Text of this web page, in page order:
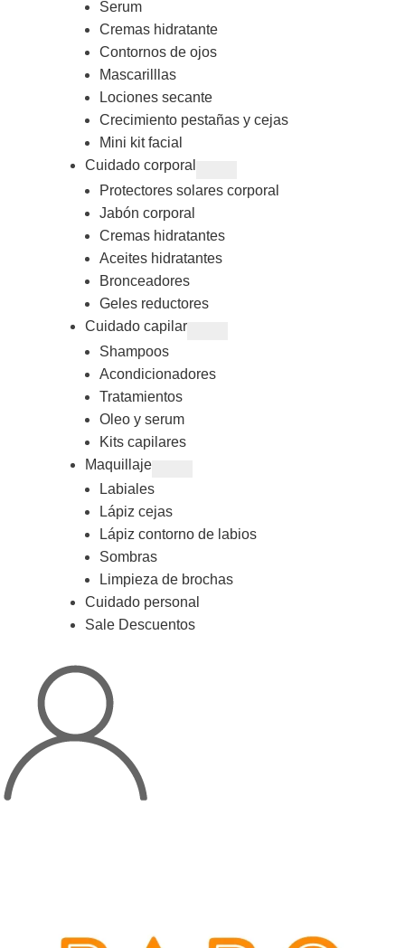
Serum
Cremas hidratante
Contornos de ojos
Mascarilllas
Lociones secante
Crecimiento pestañas y cejas
Mini kit facial
Cuidado corporal
Protectores solares corporal
Jabón corporal
Cremas hidratantes
Aceites hidratantes
Bronceadores
Geles reductores
Cuidado capilar
Shampoos
Acondicionadores
Tratamientos
Oleo y serum
Kits capilares
Maquillaje
Labiales
Lápiz cejas
Lápiz contorno de labios
Sombras
Limpieza de brochas
Cuidado personal
Sale Descuentos